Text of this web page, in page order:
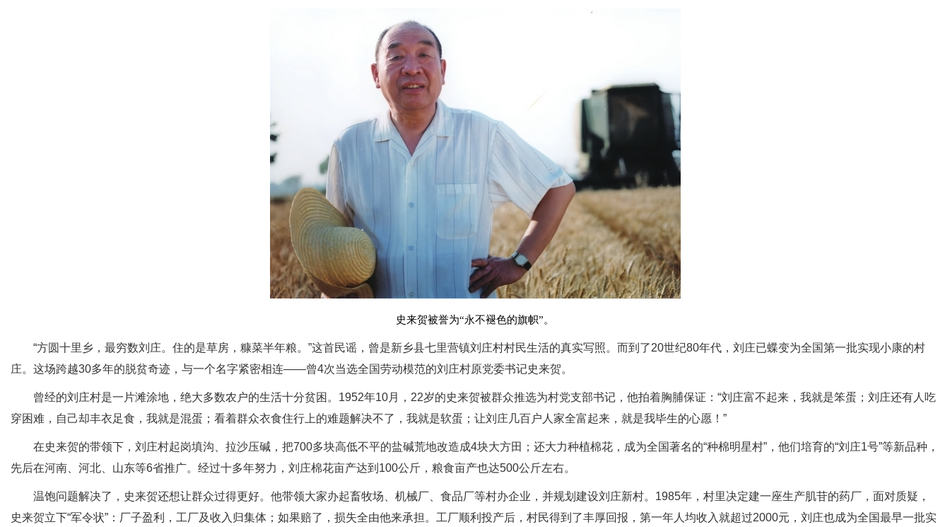
史来贺被誉为“永不褪色的旗帜”。
“方圆十里乡，最穷数刘庄。住的是草房，糠菜半年粮。”这首民谣，曾是新乡县七里营镇刘庄村村民生活的真实写照。而到了20世纪80年代，刘庄已蝶变为全国第一批实现小康的村
庄。这场跨越30多年的脱贫奇迹，与一个名字紧密相连——曾4次当选全国劳动模范的刘庄村原党委书记史来贺。
曾经的刘庄村是一片滩涂地，绝大多数农户的生活十分贫困。1952年10月，22岁的史来贺被群众推选为村党支部书记，他拍着胸脯保证：“刘庄富不起来，我就是笨蛋；刘庄还有人吃
穿困难，自己却丰衣足食，我就是混蛋；看着群众衣食住行上的难题解决不了，我就是软蛋；让刘庄几百户人家全富起来，就是我毕生的心愿！”
在史来贺的带领下，刘庄村起岗填沟、拉沙压碱，把700多块高低不平的盐碱荒地改造成4块大方田；还大力种植棉花，成为全国著名的“种棉明星村”，他们培育的“刘庄1号”等新品种，
先后在河南、河北、山东等6省推广。经过十多年努力，刘庄棉花亩产达到100公斤，粮食亩产也达500公斤左右。
温饱问题解决了，史来贺还想让群众过得更好。他带领大家办起畜牧场、机械厂、食品厂等村办企业，并规划建设刘庄新村。1985年，村里决定建一座生产肌苷的药厂，面对质疑，
史来贺立下“军令状”：厂子盈利，工厂及收入归集体；如果赔了，损失全由他来承担。工厂顺利投产后，村民得到了丰厚回报，第一年人均收入就超过2000元，刘庄也成为全国最早一批实